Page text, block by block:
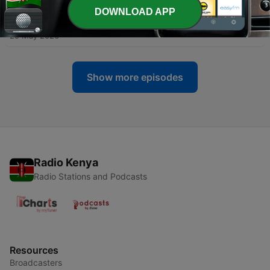
197 - Monoteísmo – A Crença Natural (Parte 5)
29 May 2026
Show more episodes
Radio Kenya
Radio Stations and Podcasts
Resources
Broadcasters
DOWNLOAD APP